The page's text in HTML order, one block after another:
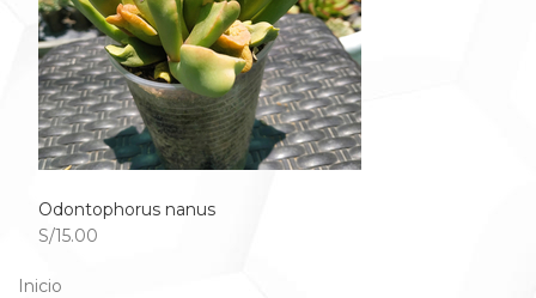
Odontophorus nanus
S/15.00
Inicio